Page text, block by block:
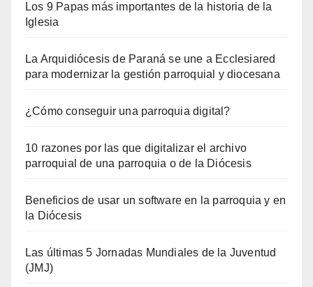
Los 9 Papas más importantes de la historia de la
Iglesia
La Arquidiócesis de Paraná se une a Ecclesiared
para modernizar la gestión parroquial y diocesana
¿Cómo conseguir una parroquia digital?
10 razones por las que digitalizar el archivo
parroquial de una parroquia o de la Diócesis
Beneficios de usar un software en la parroquia y en
la Diócesis
Las últimas 5 Jornadas Mundiales de la Juventud
(JMJ)